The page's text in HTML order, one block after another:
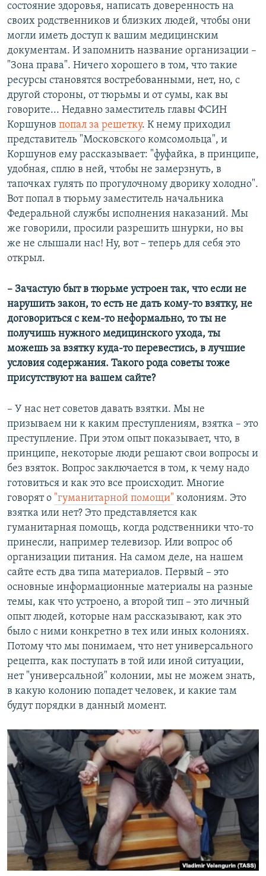
состояние здоровья, написать доверенность на
своих родственников и близких людей, чтобы они
могли иметь доступ к вашим медицинским
документам. И запомнить название организации –
"Зона права". Ничего хорошего в том, что такие
ресурсы становятся востребованными, нет, но, с
другой стороны, от тюрьмы и от сумы, как вы
говорите... Недавно заместитель главы ФСИН
Коршунов попал за решетку. К нему приходил
представитель "Московского комсомольца", и
Коршунов ему рассказывает: "фуфайка, в принципе,
удобная, сплю в ней, чтобы не замерзнуть, в
тапочках гулять по прогулочному дворику холодно".
Вот попал в тюрьму заместитель начальника
Федеральной службы исполнения наказаний. Мы
же говорили, просили разрешить шнурки, но вы
же не слышали нас! Ну, вот – теперь для себя это
открыл.
– Зачастую быт в тюрьме устроен так, что если не
нарушить закон, то есть не дать кому-то взятку, не
договориться с кем-то неформально, то ты не
получишь нужного медицинского ухода, ты
можешь за взятку куда-то перевестись, в лучшие
условия содержания. Такого рода советы тоже
присутствуют на вашем сайте?
– У нас нет советов давать взятки. Мы не
призываем ни к каким преступлениям, взятка – это
преступление. При этом опыт показывает, что, в
принципе, некоторые люди решают свои вопросы и
без взяток. Вопрос заключается в том, к чему надо
готовиться и как это все происходит. Многие
говорят о "гуманитарной помощи" колониям. Это
взятка или нет? Это представляется как
гуманитарная помощь, когда родственники что-то
принесли, например телевизор. Или вопрос об
организации питания. На самом деле, на нашем
сайте есть два типа материалов. Первый – это
основные информационные материалы на разные
темы, как что устроено, а второй тип – это личный
опыт людей, которые нам рассказывают, как это
было с ними конкретно в тех или иных колониях.
Потому что мы понимаем, что нет универсального
рецепта, как поступать в той или иной ситуации,
нет "универсальной" колонии, мы не можем знать,
в какую колонию попадет человек, и какие там
будут порядки в данный момент.